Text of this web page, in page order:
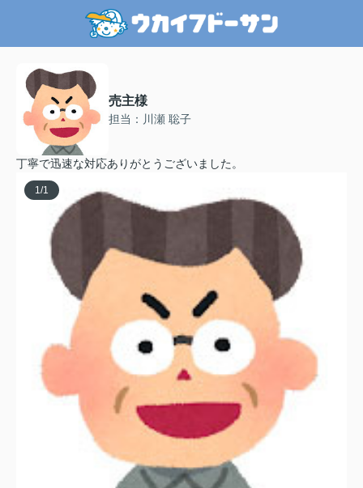
売主様
担当：川瀬 聡子
丁寧で迅速な対応ありがとうございました。
1/1